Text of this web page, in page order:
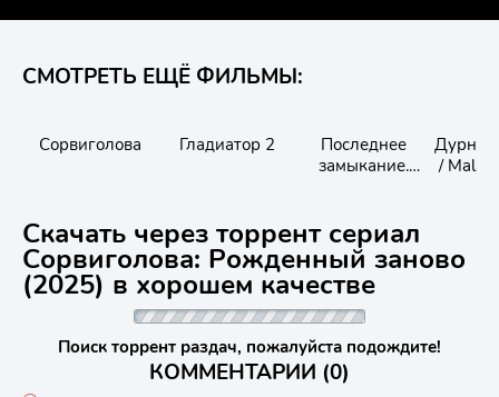
СМОТРЕТЬ ЕЩЁ ФИЛЬМЫ:
Сорвиголова Гладиатор 2
Последнее
замыкание.
Дурное
/ Mala
Скачать через торрент сериал
Сорвиголова: Рожденный заново
(2025) в хорошем качестве
Поиск торрент раздач, пожалуйста подождите!
КОММЕНТАРИИ (0)